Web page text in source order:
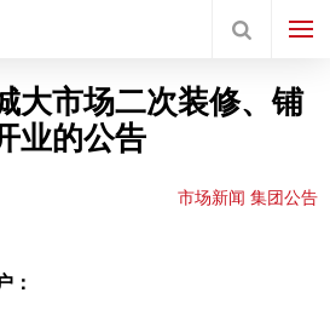
大市场二次装修、铺
业的公告
市场新闻 集团公告
：